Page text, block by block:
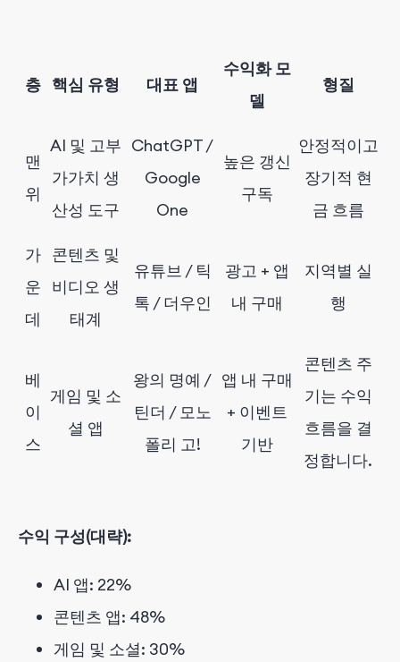
층 핵심 유형 대표 앱
수익화 모
델
형질
맨
위
AI 및 고부
가가치 생
산성 도구
ChatGPT /
Google
One
높은 갱신
구독
안정적이고
장기적 현
금 흐름
가
운
데
콘텐츠 및
비디오 생
태계
유튜브 / 틱
톡 / 더우인
광고 + 앱
내 구매
지역별 실
행
베
이
스
게임 및 소
셜 앱
왕의 명예 /
틴더 / 모노
폴리 고!
앱 내 구매
+ 이벤트
기반
콘텐츠 주
기는 수익
흐름을 결
정합니다.
수익 구성(대략):
AI 앱: 22%
콘텐츠 앱: 48%
게임 및 소셜: 30%